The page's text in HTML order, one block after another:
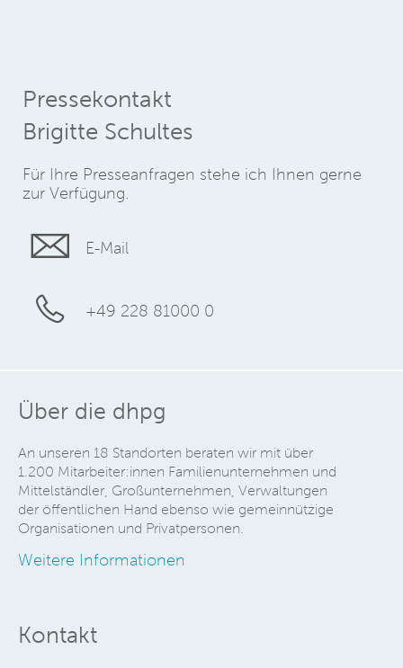
Pressekontakt
Brigitte Schultes
Für Ihre Presseanfragen stehe ich Ihnen gerne
zur Verfügung.
E-Mail
+49 228 81000 0
Über die dhpg
An unseren 18 Standorten beraten wir mit über
1.200 Mitarbeiter:innen Familienunternehmen und
Mittelständler, Großunternehmen, Verwaltungen
der öffentlichen Hand ebenso wie gemeinnützige
Organisationen und Privatpersonen.
Weitere Informationen
Kontakt